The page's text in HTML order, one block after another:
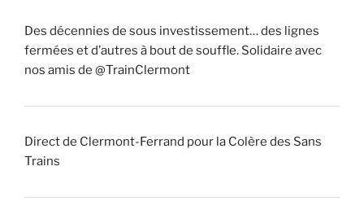
Des décennies de sous investissement… des lignes
fermées et d’autres à bout de souffle. Solidaire avec
nos amis de @TrainClermont
Direct de Clermont-Ferrand pour la Colère des Sans
Trains